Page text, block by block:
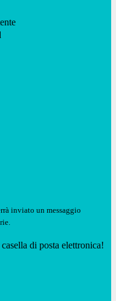
inviato un messaggio
di posta elettronica!